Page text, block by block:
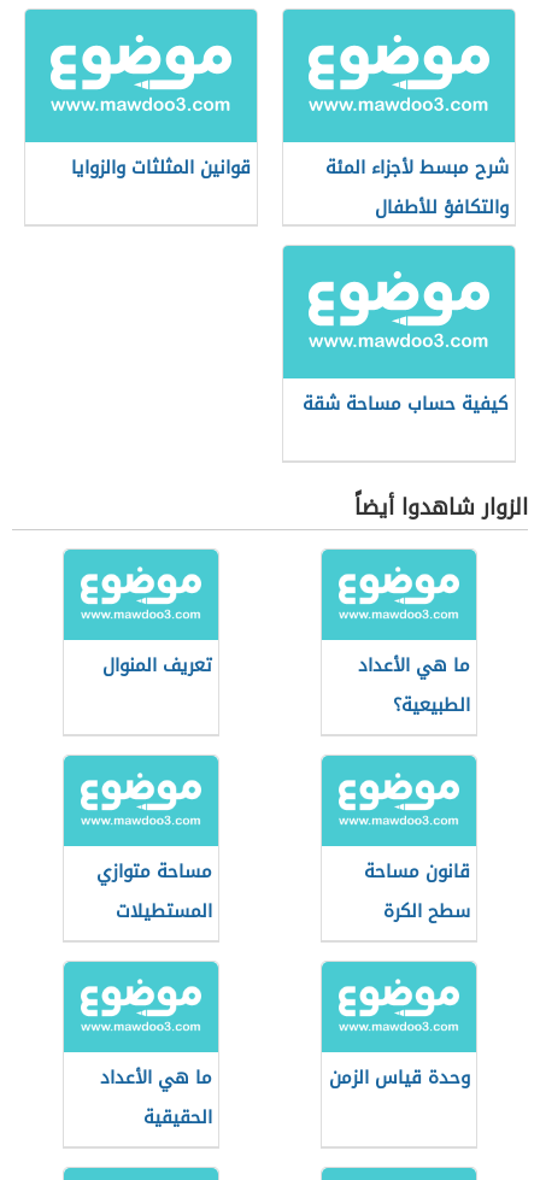
شرح مبسط لأجزاء المئة
والتكافؤ للأطفال
قوانين المثلثات والزوايا
كيفية حساب مساحة شقة
الزوار شاهدوا أيضاً
ما هي الأعداد
الطبيعية؟
تعريف المنوال
قانون مساحة
سطح الكرة
مساحة متوازي
المستطيلات
وحدة قياس الزمن
ما هي الأعداد
الحقيقية